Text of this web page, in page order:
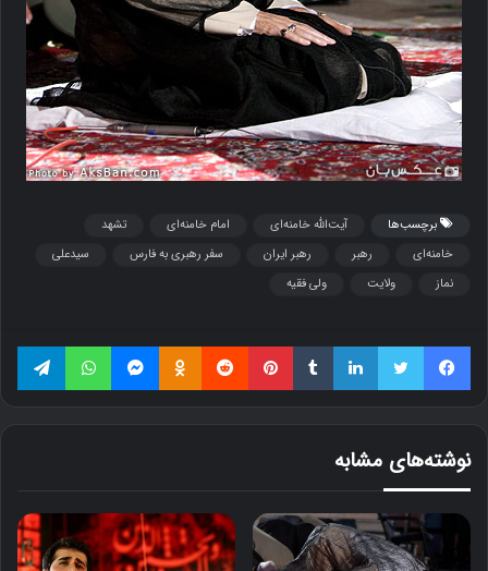
برچسب‌ها آیت‌الله خامنه‌ای امام خامنه‌ای
تشهد
خامنه‌ای
رهبر رهبر ایران سفر رهبری به فارس
سیدعلی
نماز
ولایت ولی فقیه
فیسبوک توییتر لینکداین تامبلر پینتریست Reddit
Odnoklassniki مسنجر واتس آپ
نوشته‌های مشابه